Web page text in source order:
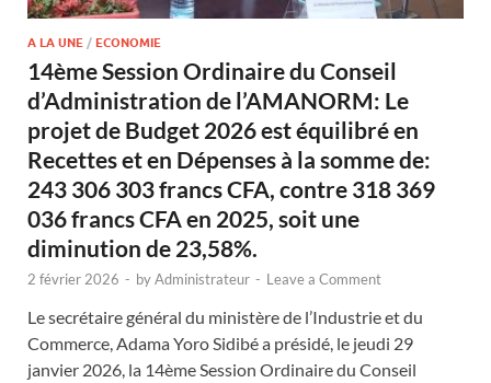
A LA UNE / ECONOMIE
14ème Session Ordinaire du Conseil
d’Administration de l’AMANORM: Le
projet de Budget 2026 est équilibré en
Recettes et en Dépenses à la somme de:
243 306 303 francs CFA, contre 318 369
036 francs CFA en 2025, soit une
diminution de 23,58%.
2 février 2026 - byAdministrateur - Leave a Comment
Le secrétaire général du ministère de l’Industrie et du
Commerce, Adama Yoro Sidibé a présidé, le jeudi 29
janvier 2026, la 14ème Session Ordinaire du Conseil